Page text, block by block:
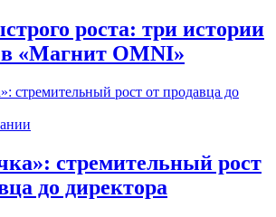
роста: три истории
в «Магнит OMNI»
стремительный рост
до директора